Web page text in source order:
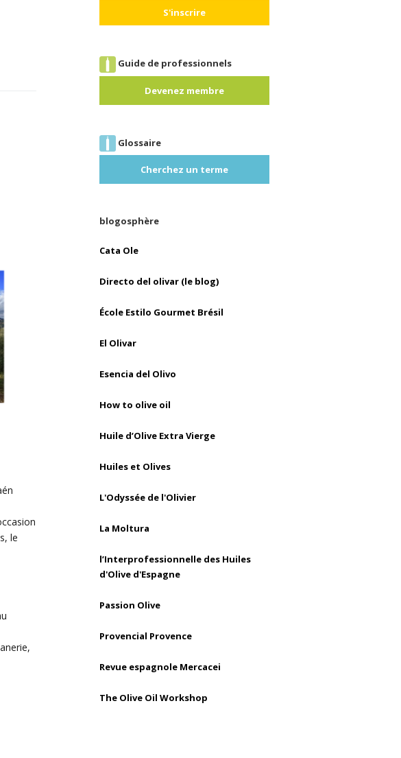
le
Guide de professionnels
Devenez membre
Glossaire
Cherchez un terme
blogosphère
Cata Ole
Directo del olivar (le blog)
École Estilo Gourmet Brésil
El Olivar
Esencia del Olivo
How to olive oil
Huile d’Olive Extra Vierge
Huiles et Olives
L'Odyssée de l'Olivier
La Moltura
l’Interprofessionnelle des Huiles
d'Olive d'Espagne
Passion Olive
Provencial Provence
Revue espagnole Mercacei
The Olive Oil Workshop